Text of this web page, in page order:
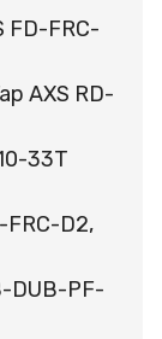
FD-FRC-
AXS RD-
33T
FRC-D2,
DUB-PF-